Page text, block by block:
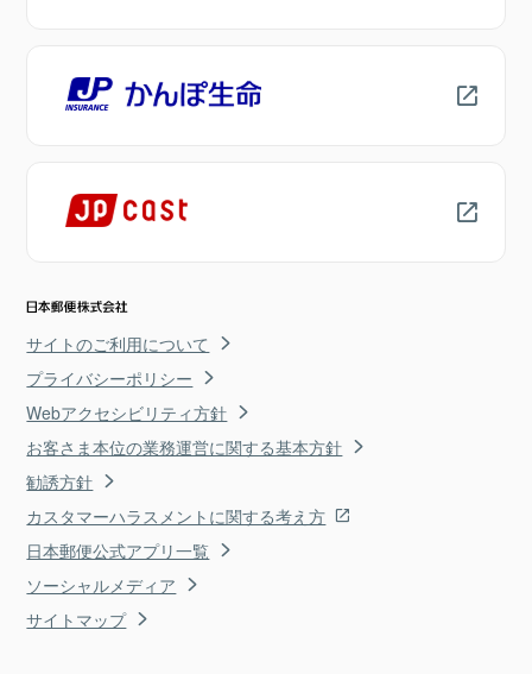
サイトのご利用について
プライバシーポリシー
Webアクセシビリティ方針
お客さま本位の業務運営に関する基本方針
勧誘方針
カスタマーハラスメントに関する考え方
日本郵便公式アプリ一覧
ソーシャルメディア
サイトマップ